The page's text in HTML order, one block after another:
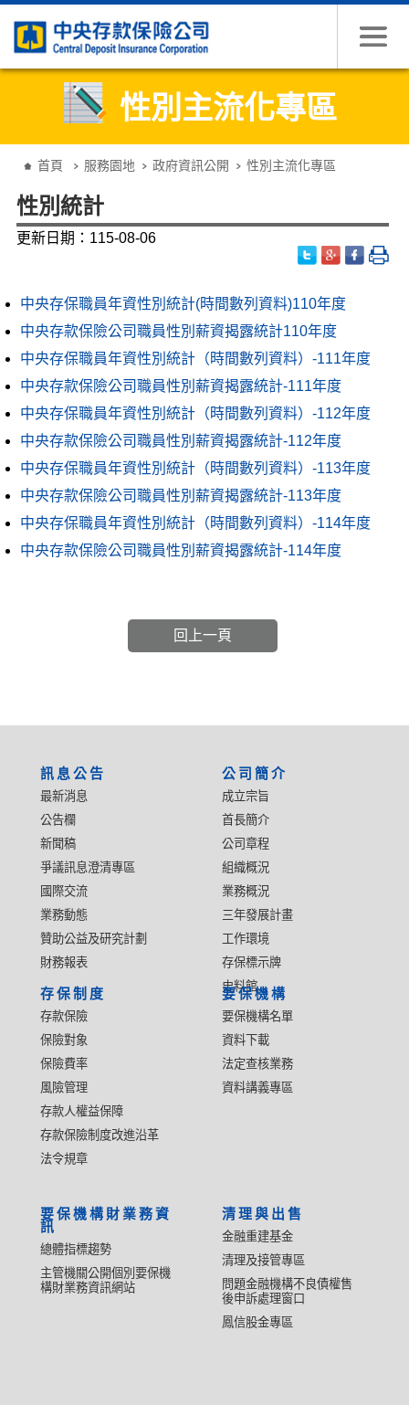
性別主流化專區
首頁 服務園地 政府資訊公開 性別主流化專區
性別統計
更新日期：115-08-06
中央存保職員年資性別統計(時間數列資料)110年度
中央存款保險公司職員性別薪資揭露統計110年度
中央存保職員年資性別統計（時間數列資料）-111年度
中央存款保險公司職員性別薪資揭露統計-111年度
中央存保職員年資性別統計（時間數列資料）-112年度
中央存款保險公司職員性別薪資揭露統計-112年度
中央存保職員年資性別統計（時間數列資料）-113年度
中央存款保險公司職員性別薪資揭露統計-113年度
中央存保職員年資性別統計（時間數列資料）-114年度
中央存款保險公司職員性別薪資揭露統計-114年度
回上一頁
訊息公告
最新消息
公告欄
新聞稿
爭議訊息澄清專區
國際交流
業務動態
贊助公益及研究計劃
財務報表
公司簡介
成立宗旨
首長簡介
公司章程
組織概況
業務概況
三年發展計畫
工作環境
存保標示牌
史料館
存保制度
存款保險
保險對象
保險費率
風險管理
存款人權益保障
存款保險制度改進沿革
法令規章
要保機構
要保機構名單
資料下載
法定查核業務
資料講義專區
要保機構財業務資
訊
總體指標趨勢
主管機關公開個別要保機
構財業務資訊網站
清理與出售
金融重建基金
清理及接管專區
問題金融機構不良債權售
後申訴處理窗口
鳳信股金專區